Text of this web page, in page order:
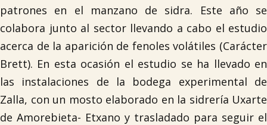

patrones en el manzano de sidra. Este año se
colabora junto al sector llevando a cabo el estudio
acerca de la aparición de fenoles volátiles (Carácter
Brett). En esta ocasión el estudio se ha llevado en
las instalaciones de la bodega experimental de
Zalla, con un mosto elaborado en la sidrería Uxarte
de Amorebieta- Etxano y trasladado para seguir el